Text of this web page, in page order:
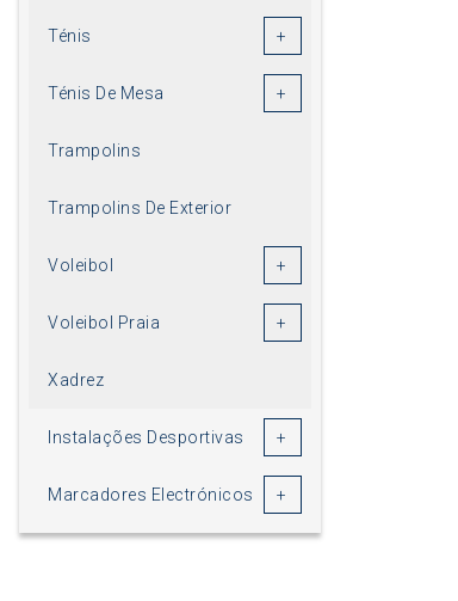
Ténis
Ténis De Mesa
Trampolins
Trampolins De Exterior
Voleibol
Voleibol Praia
Xadrez
Instalações Desportivas
Marcadores Electrónicos